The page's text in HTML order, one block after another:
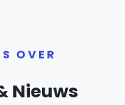
OVER
Nieuws